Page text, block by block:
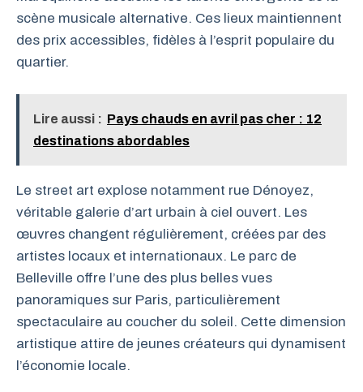
scène musicale alternative. Ces lieux maintiennent
des prix accessibles, fidèles à l’esprit populaire du
quartier.
Lire aussi : Pays chauds en avril pas cher : 12
destinations abordables
Le street art explose notamment rue Dénoyez,
véritable galerie d’art urbain à ciel ouvert. Les
œuvres changent régulièrement, créées par des
artistes locaux et internationaux. Le parc de
Belleville offre l’une des plus belles vues
panoramiques sur Paris, particulièrement
spectaculaire au coucher du soleil. Cette dimension
artistique attire de jeunes créateurs qui dynamisent
l’économie locale.